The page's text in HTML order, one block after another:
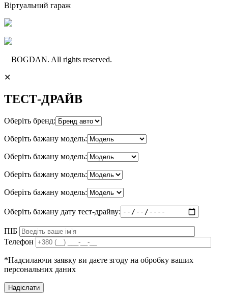
Віртуальний гараж
BOGDAN. All rights reserved.
✕
ТЕСТ-ДРАЙВ
Оберіть бренд:
Оберіть бажану модель:
Оберіть бажану модель:
Оберіть бажану модель:
Оберіть бажану модель:
Оберіть бажану дату тест-драйву:
ПІБ
Телефон
*Надсилаючи заявку ви даєте згоду на обробку ваших
персональних даних